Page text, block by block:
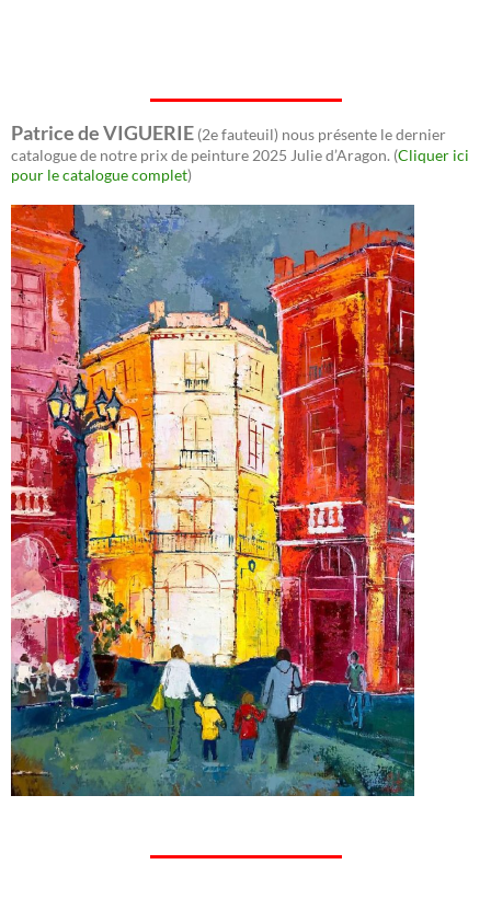
Patrice de VIGUERIE (2e fauteuil) nous présente le dernier
catalogue de notre prix de peinture 2025 Julie d’Aragon. (Cliquer ici
pour le catalogue complet)